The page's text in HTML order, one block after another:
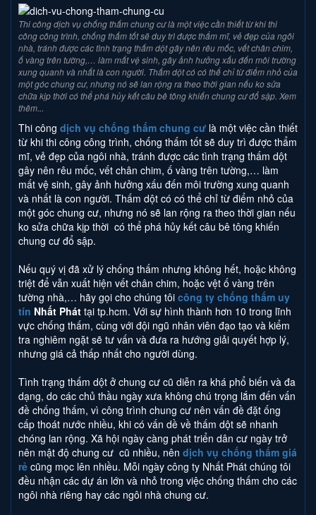
Thi công dịch vụ chống thấm chung cư là một việc cần thiết từ khi thi
công công trình, chống thấm tốt sẽ duy trì được thẩm mĩ, vẻ đẹp của ngôi
nhà, tránh được các tình trạng thấm dột gây nên rêu mốc, vết chân chim,
ố vàng trên tường,… làm mất vệ sinh, gây ảnh hưởng xấu đến môi trường
xung quanh và nhất là con người. Thấm dột có có thể chỉ từ điểm nhỏ của
một góc chung cư, nhưng nó sẽ lan rộng ra theo thời gian nếu ko sửa
chữa kịp thời có thể phá hủy kết câu bê tông khiến chung cư đổ sập. Xem
thêm...
Thi công dịch vụ chống thấm chung cư là một việc cần thiết
từ khi thi công công trình, chống thấm tốt sẽ duy trì được thẩm
mĩ, vẻ đẹp của ngôi nhà, tránh được các tình trạng thấm dột
gây nên rêu mốc, vết chân chim, ố vàng trên tường,… làm
mất vệ sinh, gây ảnh hưởng xấu đến môi trường xung quanh
và nhất là con người. Thấm dột có có thể chỉ từ điểm nhỏ của
một góc chung cư, nhưng nó sẽ lan rộng ra theo thời gian nếu
ko sửa chữa kịp thời có thể phá hủy kết câu bê tông khiến
chung cư đổ sập.
Nếu quý vị đã xử lý chống thấm nhưng không hết, hoặc không
triệt để vẫn xuất hiện vết chân chim, hoặc vệt ố vàng trên
tường nhà,… hãy gọi cho chúng tôi công ty chống thấm uy
tín Nhất Phát tại tp.hcm. Với sự hình thành hơn 10 trong lĩnh
vực chống thấm, cùng với đội ngũ nhân viên đạo tạo và kiểm
tra nghiêm ngặt sẽ tư vấn và đưa ra hướng giải quyết hợp lý,
nhưng giá cả thấp nhất cho người dùng.
Tình trạng thấm dột ở chung cư cũ diễn ra khá phổ biến và đa
dạng, do các chủ thầu ngày xưa không chú trọng lắm đến vấn
đề chống thấm, vì công trình chung cư nên vấn đề đặt ống
cấp thoát nước nhiều, khi có vấn dề về thấm dột sẽ nhanh
chóng lan rộng. Xã hội ngày càng phát triển dân cư ngày trở
nên mật độ chung cư cũ nhiều, nên dịch vụ chống thấm giá
rẻ cũng mọc lên nhiều. Mỗi ngày công ty Nhất Phát chúng tôi
đều nhận các dự án lớn và nhỏ trong việc chống thấm cho các
ngôi nhà riêng hay các ngôi nhà chung cư.